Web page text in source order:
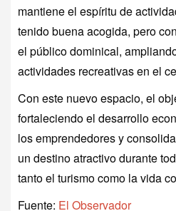
mantiene el espíritu de
tenido buena acogida, pero
el público dominical,
actividades recreativas en el
Con este nuevo espacio, el
fortaleciendo el desarrollo
los emprendedores y
un destino atractivo durante
tanto el turismo como la vida
Fuente: El Observador